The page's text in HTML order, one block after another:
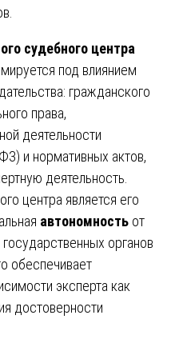
судебного центра
под влиянием
гражданского
права,
деятельности
и нормативных актов,
деятельность.
центра является его
автономность от
органов
обеспечивает
эксперта как
достоверности